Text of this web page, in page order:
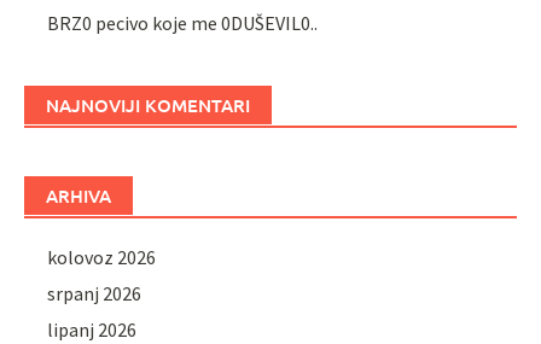
BRZ0 pecivo koje me 0DUŠEVIL0..
NAJNOVIJI KOMENTARI
ARHIVA
kolovoz 2026
srpanj 2026
lipanj 2026